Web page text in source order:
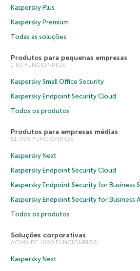
Kaspersky Plus
Kaspersky Premium
Todas as soluções
Produtos para pequenas empresas
1-50 FUNCIONRIOS
Kaspersky Small Office Security
Kaspersky Endpoint Security Cloud
Todos os produtos
Produtos para empresas médias
51-999 FUNCIONRIOS
Kaspersky Next
Kaspersky Endpoint Security Cloud
Kaspersky Endpoint Security for Business
Kaspersky Endpoint Security for Business
Todos os produtos
Soluções corporativas
ACIMA DE 1000 FUNCIONRIOS
Kaspersky Next